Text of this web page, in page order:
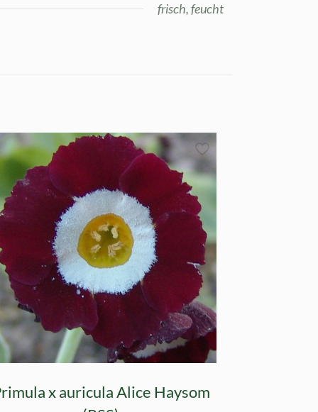
frisch, feucht
x auricula Alice Haysom